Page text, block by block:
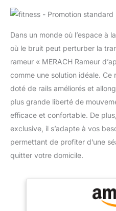
Dans un monde où l’espace à
où le bruit peut perturber la
rameur « MERACH Rameur
comme une solution idéale. Ce
doté de rails améliorés et
plus grande liberté de
efficace et confortable. De
exclusive, il s’adapte à vos
permettant de profiter d’une
quitter votre domicile.